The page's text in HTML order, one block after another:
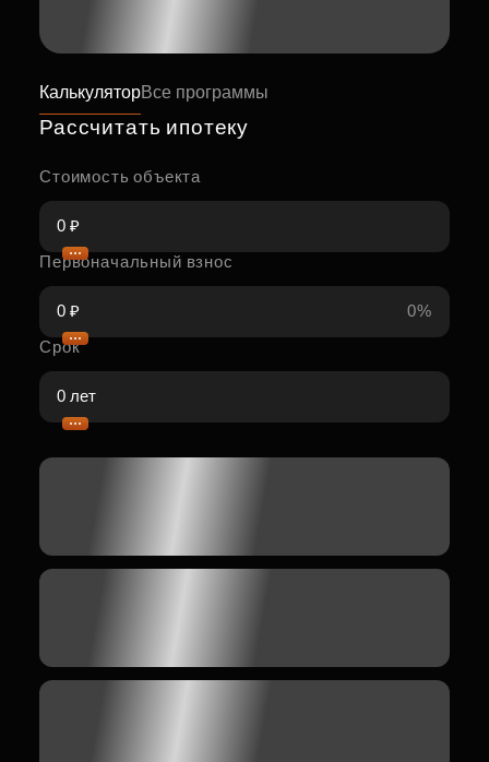
КалькуляторВсе программы
Рассчитать ипотеку
Стоимость объекта
Первоначальный взнос
0%
Срок